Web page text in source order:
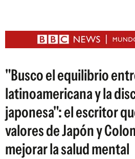
ESTADOS UNIDOS
"Busco el equilibrio
latinoamericana y la
japonesa": el escritor
valores de Japón y
mejorar la salud mental